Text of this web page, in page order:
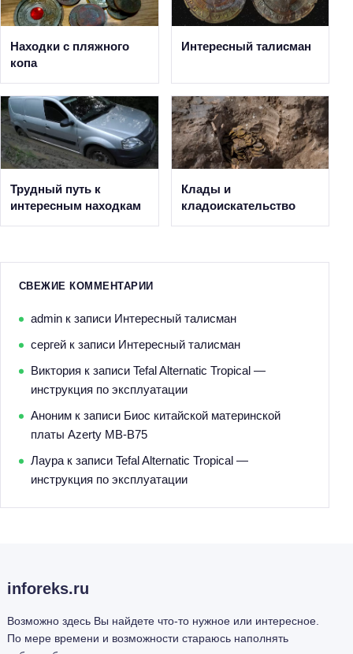
Находки с пляжного
копа
Интересный талисман
Трудный путь к
интересным находкам
Клады и
кладоискательство
СВЕЖИЕ КОММЕНТАРИИ
adminк записи Интересный талисман
сергейк записи Интересный талисман
Виктория к записи Tefal Alternatic Tropical —
инструкция по эксплуатации
Анонимк записи Биос китайской материнской
платы Azerty MB-B75
Лаурак записи Tefal Alternatic Tropical —
инструкция по эксплуатации
inforeks.ru
Возможно здесь Вы найдете что-то нужное или интересное.
По мере времени и возможности стараюсь наполнять